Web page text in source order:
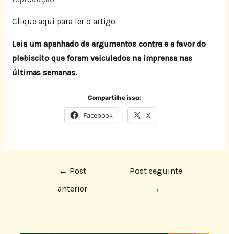
Clique aqui para ler o artigo
Leia um apanhado de argumentos contra e a favor do
plebiscito que foram veiculados na imprensa nas
últimas semanas.
Compartilhe isso:
Facebook X
← Post
anterior
Post seguinte
→